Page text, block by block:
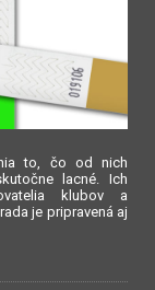
to, čo od nich
lacné. Ich
klubov a
je pripravená aj